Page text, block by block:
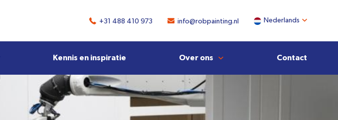
+31 488 410 973 info@robpainting.nl
Kennis en inspiratie Over ons Contact